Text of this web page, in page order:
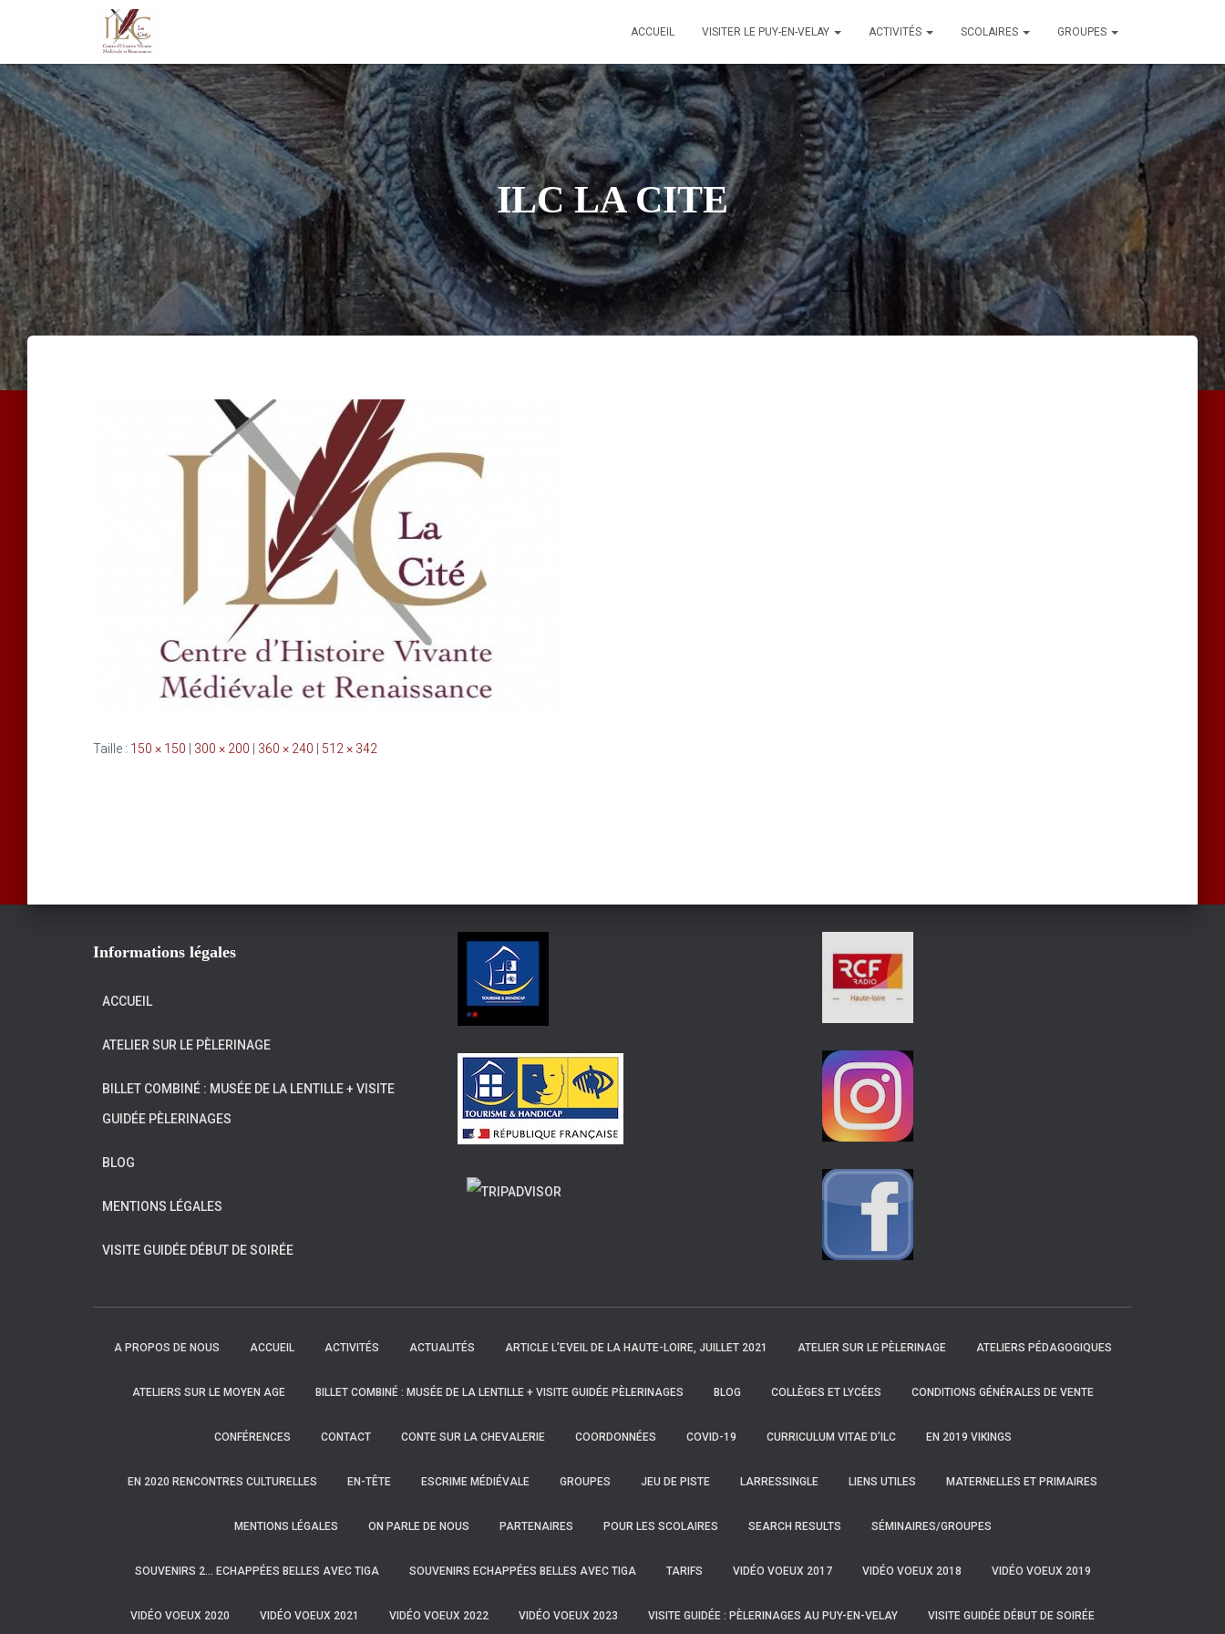
ACCUEIL VISITER LE PUY-EN-VELAY ACTIVITÉS SCOLAIRES GROUPES
ILC LA CITE
Taille : 150 × 150 300 × 200 360 × 240 512 × 342
Informations légales
ACCUEIL
ATELIER SUR LE PÈLERINAGE
BILLET COMBINÉ : MUSÉE DE LA LENTILLE + VISITE
GUIDÉE PÈLERINAGES
BLOG
MENTIONS LÉGALES
VISITE GUIDÉE DÉBUT DE SOIRÉE
A PROPOS DE NOUS ACCUEIL ACTIVITÉS ACTUALITÉS ARTICLE L’EVEIL DE LA HAUTE-LOIRE, JUILLET 2021 ATELIER SUR LE PÈLERINAGE ATELIERS PÉDAGOGIQUES
ATELIERS SUR LE MOYEN AGE BILLET COMBINÉ : MUSÉE DE LA LENTILLE + VISITE GUIDÉE PÈLERINAGES BLOG COLLÈGES ET LYCÉES CONDITIONS GÉNÉRALES DE VENTE
CONFÉRENCES CONTACT CONTE SUR LA CHEVALERIE COORDONNÉES COVID-19 CURRICULUM VITAE D’ILC EN 2019 VIKINGS
EN 2020 RENCONTRES CULTURELLES EN-TÊTE ESCRIME MÉDIÉVALE GROUPES JEU DE PISTE LARRESSINGLE LIENS UTILES MATERNELLES ET PRIMAIRES
MENTIONS LÉGALES ON PARLE DE NOUS PARTENAIRES POUR LES SCOLAIRES SEARCH RESULTS SÉMINAIRES/GROUPES
SOUVENIRS 2… ECHAPPÉES BELLES AVEC TIGA SOUVENIRS ECHAPPÉES BELLES AVEC TIGA TARIFS VIDÉO VOEUX 2017 VIDÉO VOEUX 2018 VIDÉO VOEUX 2019
VIDÉO VOEUX 2020 VIDÉO VOEUX 2021 VIDÉO VOEUX 2022 VIDÉO VOEUX 2023 VISITE GUIDÉE : PÈLERINAGES AU PUY-EN-VELAY VISITE GUIDÉE DÉBUT DE SOIRÉE